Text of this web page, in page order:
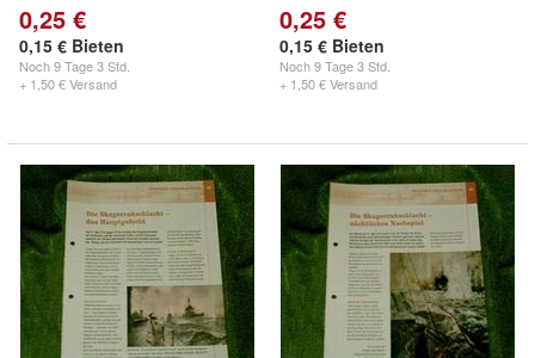
0,25 €
0,15 € Bieten
Noch9 Tage 3 Std.
+ 1,50 € Versand
0,25 €
0,15 € Bieten
Noch9 Tage 3 Std.
+ 1,50 € Versand